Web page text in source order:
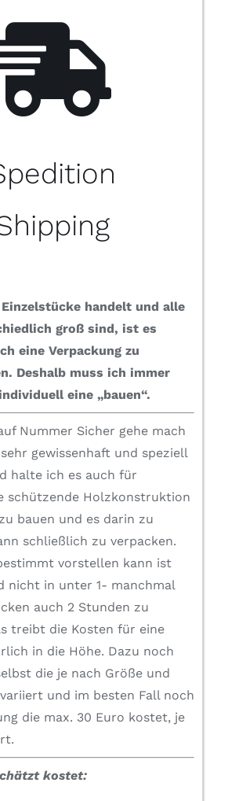
handelt und alle
groß sind, ist es
eine Verpackung zu
Deshalb muss ich immer
eine „bauen“.
Nummer Sicher gehe mach
gewissenhaft und speziell
halte ich es auch für
schützende Holzkonstruktion
bauen und es darin zu
schließlich zu verpacken.
vorstellen kann ist
nicht in unter 1- manchmal
auch 2 Stunden zu
treibt die Kosten für eine
in die Höhe. Dazu noch
die je nach Größe und
und im besten Fall noch
die max. 30 Euro kostet, je
kostet: